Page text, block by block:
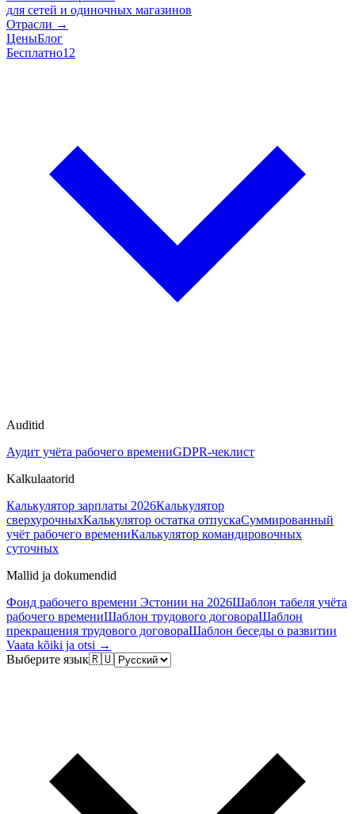
для сетей и одиночных магазинов
Отрасли →
ЦеныБлог
Бесплатно12
Auditid
Аудит учёта рабочего времениGDPR-чеклист
Kalkulaatorid
Калькулятор зарплаты 2026Калькулятор
сверхурочныхКалькулятор остатка отпускаСуммированный
учёт рабочего времениКалькулятор командировочных
суточных
Mallid ja dokumendid
Фонд рабочего времени Эстонии на 2026Шаблон табеля учёта
рабочего времениШаблон трудового договораШаблон
прекращения трудового договораШаблон беседы о развитии
Vaata kõiki ja otsi →
Выберите язык🇷🇺